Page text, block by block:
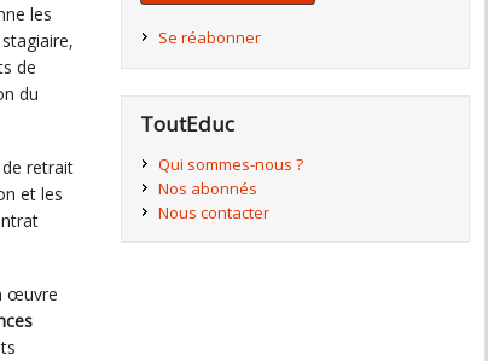
les
de
du
retrait
et les
œuvre
Se réabonner
ToutEduc
Qui sommes-nous ?
Nos abonnés
Nous contacter